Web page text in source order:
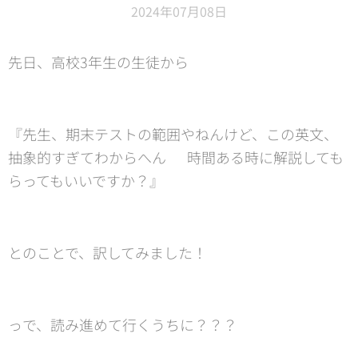
2024年07月08日
先日、高校3年生の生徒から
『先生、期末テストの範囲やねんけど、この英文、
抽象的すぎてわからへん🤨 時間ある時に解説しても
らってもいいですか？』
とのことで、訳してみました！
っで、読み進めて行くうちに？？？